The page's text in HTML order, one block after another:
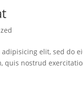
elit, sed do
quis nostrud